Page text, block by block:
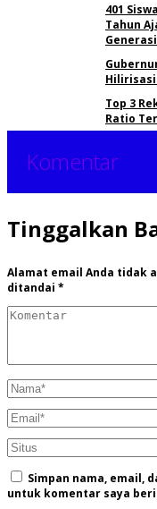
401
Tahun
Top 3
Ratio
Komentar
Tinggalkan
Alamat email Anda tidak
ditandai *
Simpan nama, email,
untuk komentar saya